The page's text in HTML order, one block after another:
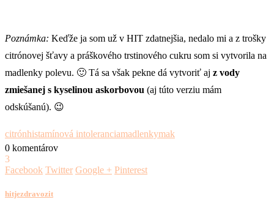
Poznámka: Keďže ja som už v HIT zdatnejšia, nedalo mi a z trošky
citrónovej šťavy a práškového trstinového cukru som si vytvorila na
madlenky polevu. 🙂 Tá sa však pekne dá vytvoriť aj z vody
zmiešanej s kyselinou askorbovou (aj túto verziu mám
odskúšanú). 😉
citrónhistamínová intoleranciamadlenkymak
0 komentárov
3
Facebook Twitter Google + Pinterest
hitjezdravozit